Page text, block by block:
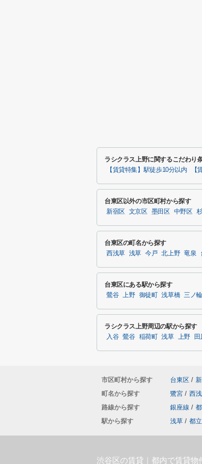
ラシクラス上野に関するこだわり
【賃貸特集】駅徒歩10分以内 【
台東区以外の市区町村から探す
新宿区 文京区 墨田区 中野区
台東区の町名から探す
西浅草 浅草 今戸 北上野 竜泉
台東区にある駅から探す
鶯谷 上野 御徒町 浅草橋 三ノ輪
ラシクラス上野周辺の駅から探す
入谷 鶯谷 稲荷町 浅草 上野 田
市区町村から探す 台東区 /
町名から探す
鷺宮 / 西
路線から探す
銀座線 /
駅から探す
浅草 / 都
渋谷区の賃貸｜都内で賃貸物